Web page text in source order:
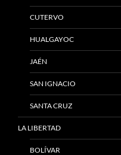
CUTERVO
HUALGAYOC
JAÉN
SAN IGNACIO
SANTA CRUZ
LA LIBERTAD
BOLÍVAR